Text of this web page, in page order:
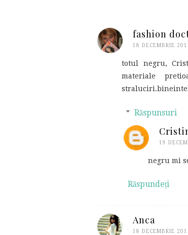
fashion
18 DECEMBRIE
totul negru,
materiale
Răspunsuri
19
negru mi
Răspundeți
Anca
18 DECEMBRIE